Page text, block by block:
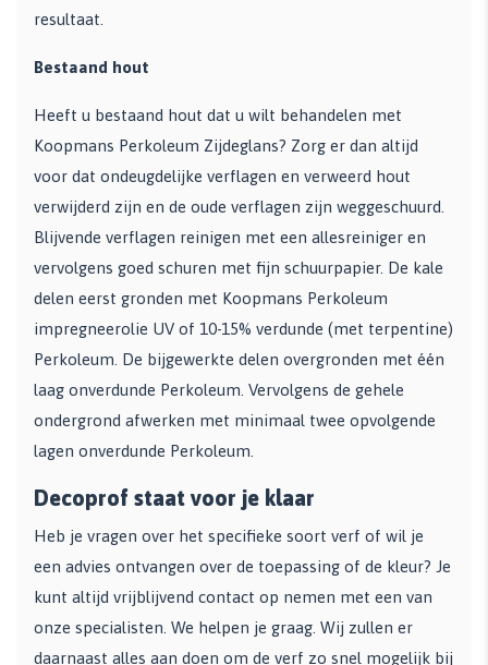
resultaat.
Bestaand hout
Heeft u bestaand hout dat u wilt behandelen met
Koopmans Perkoleum Zijdeglans? Zorg er dan altijd
voor dat ondeugdelijke verflagen en verweerd hout
verwijderd zijn en de oude verflagen zijn weggeschuurd.
Blijvende verflagen reinigen met een allesreiniger en
vervolgens goed schuren met fijn schuurpapier. De kale
delen eerst gronden met Koopmans Perkoleum
impregneerolie UV of 10-15% verdunde (met terpentine)
Perkoleum. De bijgewerkte delen overgronden met één
laag onverdunde Perkoleum. Vervolgens de gehele
ondergrond afwerken met minimaal twee opvolgende
lagen onverdunde Perkoleum.
Decoprof staat voor je klaar
Heb je vragen over het specifieke soort verf of wil je
een advies ontvangen over de toepassing of de kleur? Je
kunt altijd vrijblijvend contact op nemen met een van
onze specialisten. We helpen je graag. Wij zullen er
daarnaast alles aan doen om de verf zo snel mogelijk bij